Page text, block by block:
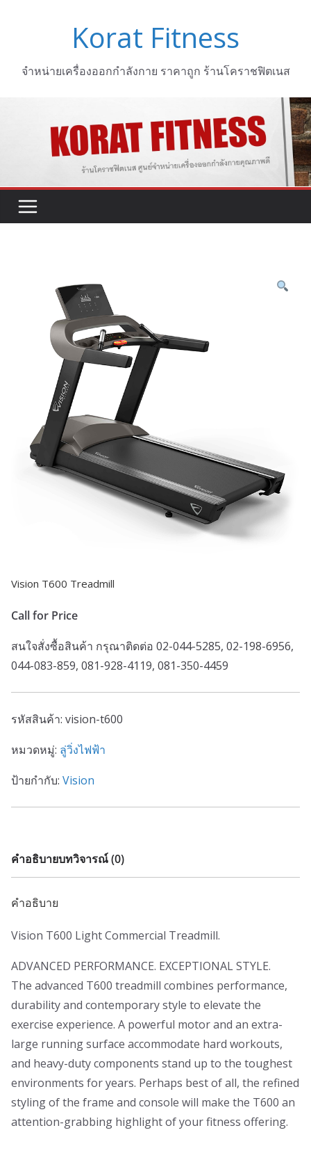
Korat Fitness
จำหน่ายเครื่องออกกำลังกาย ราคาถูก ร้านโคราชฟิตเนส
Vision T600 Treadmill
Call for Price
สนใจสั่งซื้อสินค้า กรุณาติดต่อ 02-044-5285, 02-198-6956,
044-083-859, 081-928-4119, 081-350-4459
รหัสสินค้า: vision-t600
หมวดหมู่: ลู่วิ่งไฟฟ้า
ป้ายกำกับ: Vision
คำอธิบายบทวิจารณ์ (0)
คำอธิบาย
Vision T600 Light Commercial Treadmill.
ADVANCED PERFORMANCE. EXCEPTIONAL STYLE.
The advanced T600 treadmill combines performance,
durability and contemporary style to elevate the
exercise experience. A powerful motor and an extra-
large running surface accommodate hard workouts,
and heavy-duty components stand up to the toughest
environments for years. Perhaps best of all, the refined
styling of the frame and console will make the T600 an
attention-grabbing highlight of your fitness offering.